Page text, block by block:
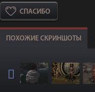
СПАСИБО
ПОХОЖИЕ СКРИНШОТЫ